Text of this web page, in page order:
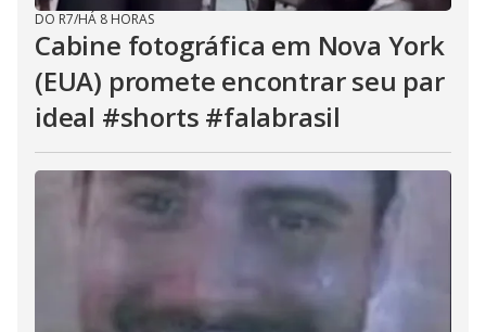
DO R7/HÁ 8 HORAS
Cabine fotográfica em Nova York
(EUA) promete encontrar seu par
ideal #shorts #falabrasil